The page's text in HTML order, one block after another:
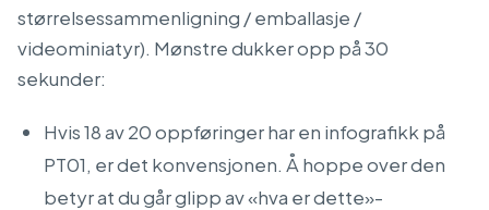
størrelsessammenligning / emballasje /
videominiatyr). Mønstre dukker opp på 30
sekunder:
Hvis 18 av 20 oppføringer har en infografikk på
PT01, er det konvensjonen. Å hoppe over den
betyr at du går glipp av «hva er dette»-